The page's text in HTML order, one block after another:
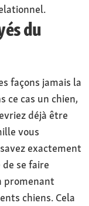
du
façons jamais la
ce cas un chien,
déjà être
vous
exactement
se faire
promenant
chiens. Cela